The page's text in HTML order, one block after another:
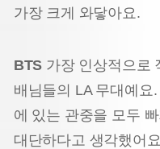
가장 크게 와닿아요.
BTS 가장 인상적으로
배님들의 LA 무대예요
에 있는 관중을 모두
대단하다고 생각했어